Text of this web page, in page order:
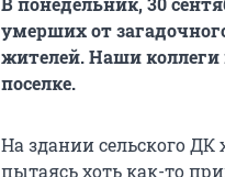
умерших от
жителей. Наши коллеги
поселке.
На здании сельского
пытаясь хоть как-то